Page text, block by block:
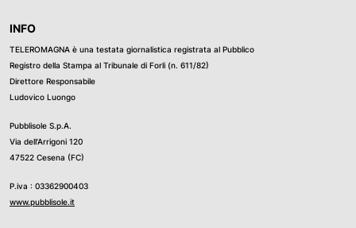
INFO
TELEROMAGNA è una testata giornalistica registrata al Pubblico
Registro della Stampa al Tribunale di Forli (n. 611/82)
Direttore Responsabile
Ludovico Luongo
Pubblisole S.p.A.
Via dell’Arrigoni 120
47522 Cesena (FC)
P.iva : 03362900403
www.pubblisole.it